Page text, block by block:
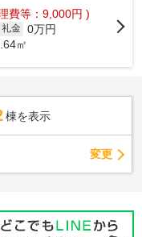
費等：9,000円 )
礼金 0万円
㎡
棟を表示
変更